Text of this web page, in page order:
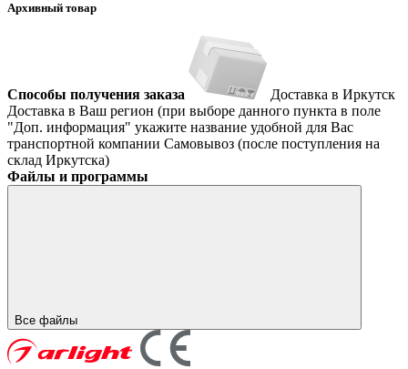
Архивный товар
Способы получения заказа
Доставка в Иркутск
Доставка в Ваш регион (при выборе данного пункта в поле
"Доп. информация" укажите название удобной для Вас
транспортной компании Самовывоз (после поступления на
склад Иркутска)
Файлы и программы
Все файлы